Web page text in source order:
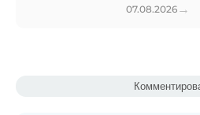
07.08.2026 →